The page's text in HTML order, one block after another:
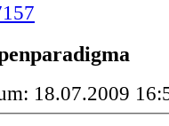
18.07.2009